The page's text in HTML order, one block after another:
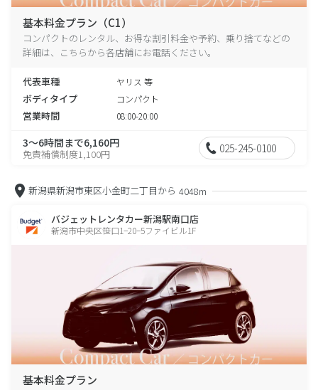
基本料金プラン（C1）
コンパクトのレンタル、お得な割引料金や予約、乗り捨てなどの
詳細は、こちらから各店舗にお電話ください。
代表車種 ヤリス 等
ボディタイプ コンパクト
営業時間 08:00-20:00
3～6時間まで6,160円
免責補償制度1,100円 025-245-0100
新潟県新潟市東区小金町二丁目から 4048m
バジェットレンタカー新潟駅南口店
新潟市中央区笹口1−20−5ファイビル1F
基本料金プラン